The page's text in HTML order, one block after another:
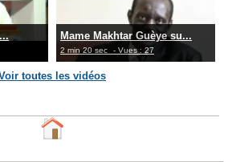
Mame Makhtar Guèye su...
2 min 20 sec - Vues : 27
toutes les vidéos